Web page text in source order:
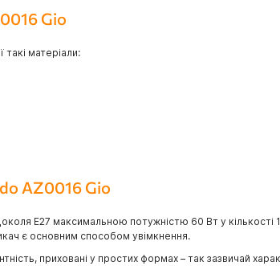
Gio
матеріали:
AZ0016 Gio
E27 максимальною потужністю 60 Вт у кількості
є основним способом увімкнення.
приховані у простих формах – так зазвичай